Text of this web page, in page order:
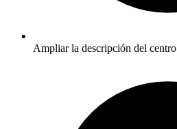
Ampliar la descripción del centro